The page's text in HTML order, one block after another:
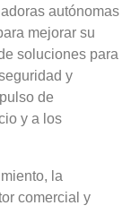
autónomas
mejorar su
soluciones para
y
de
y a los
la
comercial y